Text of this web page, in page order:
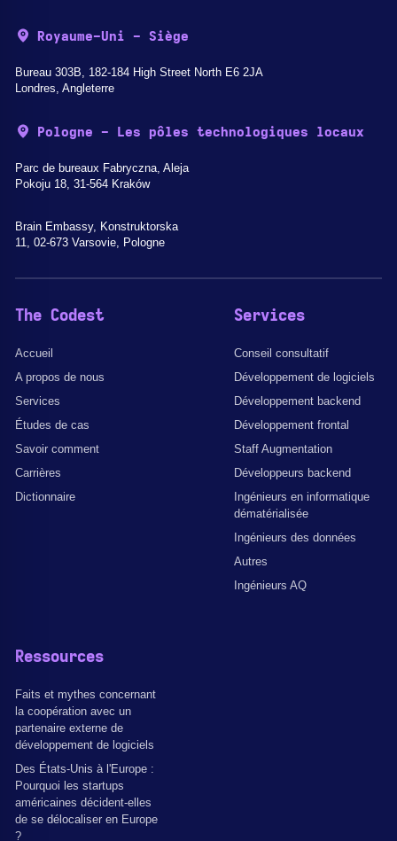
Royaume-Uni - Siège
Bureau 303B, 182-184 High Street North E6 2JA
Londres, Angleterre
Pologne - Les pôles technologiques locaux
Parc de bureaux Fabryczna, Aleja
Pokoju 18, 31-564 Kraków
Brain Embassy, Konstruktorska
11, 02-673 Varsovie, Pologne
The Codest
Accueil
A propos de nous
Services
Études de cas
Savoir comment
Carrières
Dictionnaire
Services
Conseil consultatif
Développement de logiciels
Développement backend
Développement frontal
Staff Augmentation
Développeurs backend
Ingénieurs en informatique
dématérialisée
Ingénieurs des données
Autres
Ingénieurs AQ
Ressources
Faits et mythes concernant
la coopération avec un
partenaire externe de
développement de logiciels
Des États-Unis à l'Europe :
Pourquoi les startups
américaines décident-elles
de se délocaliser en Europe
?